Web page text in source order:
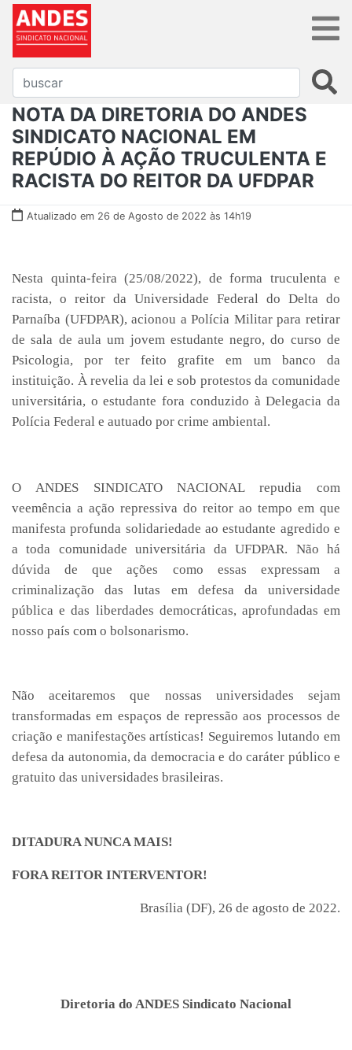
NOTA DA DIRETORIA DO ANDES
SINDICATO NACIONAL EM
REPÚDIO À AÇÃO TRUCULENTA E
RACISTA DO REITOR DA UFDPAR
Atualizado em 26 de Agosto de 2022 às 14h19
Nesta quinta-feira (25/08/2022), de forma truculenta e
racista, o reitor da Universidade Federal do Delta do
Parnaíba (UFDPAR), acionou a Polícia Militar para retirar
de sala de aula um jovem estudante negro, do curso de
Psicologia, por ter feito grafite em um banco da
instituição. À revelia da lei e sob protestos da comunidade
universitária, o estudante fora conduzido à Delegacia da
Polícia Federal e autuado por crime ambiental.
O ANDES SINDICATO NACIONAL repudia com
veemência a ação repressiva do reitor ao tempo em que
manifesta profunda solidariedade ao estudante agredido e
a toda comunidade universitária da UFDPAR. Não há
dúvida de que ações como essas expressam a
criminalização das lutas em defesa da universidade
pública e das liberdades democráticas, aprofundadas em
nosso país com o bolsonarismo.
Não aceitaremos que nossas universidades sejam
transformadas em espaços de repressão aos processos de
criação e manifestações artísticas! Seguiremos lutando em
defesa da autonomia, da democracia e do caráter público e
gratuito das universidades brasileiras.
DITADURA NUNCA MAIS!
FORA REITOR INTERVENTOR!
Brasília (DF), 26 de agosto de 2022.
Diretoria do ANDES Sindicato Nacional